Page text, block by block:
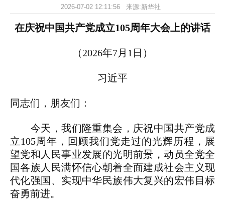
2026-07-02 12:11:56 来源:新华社
在庆祝中国共产党成立105周年大会上的讲话
（2026年7月1日）
习近平
同志们，朋友们：
今天，我们隆重集会，庆祝中国共产党成
立105周年，回顾我们党走过的光辉历程，展
望党和人民事业发展的光明前景，动员全党全
国各族人民满怀信心朝着全面建成社会主义现
代化强国、实现中华民族伟大复兴的宏伟目标
奋勇前进。